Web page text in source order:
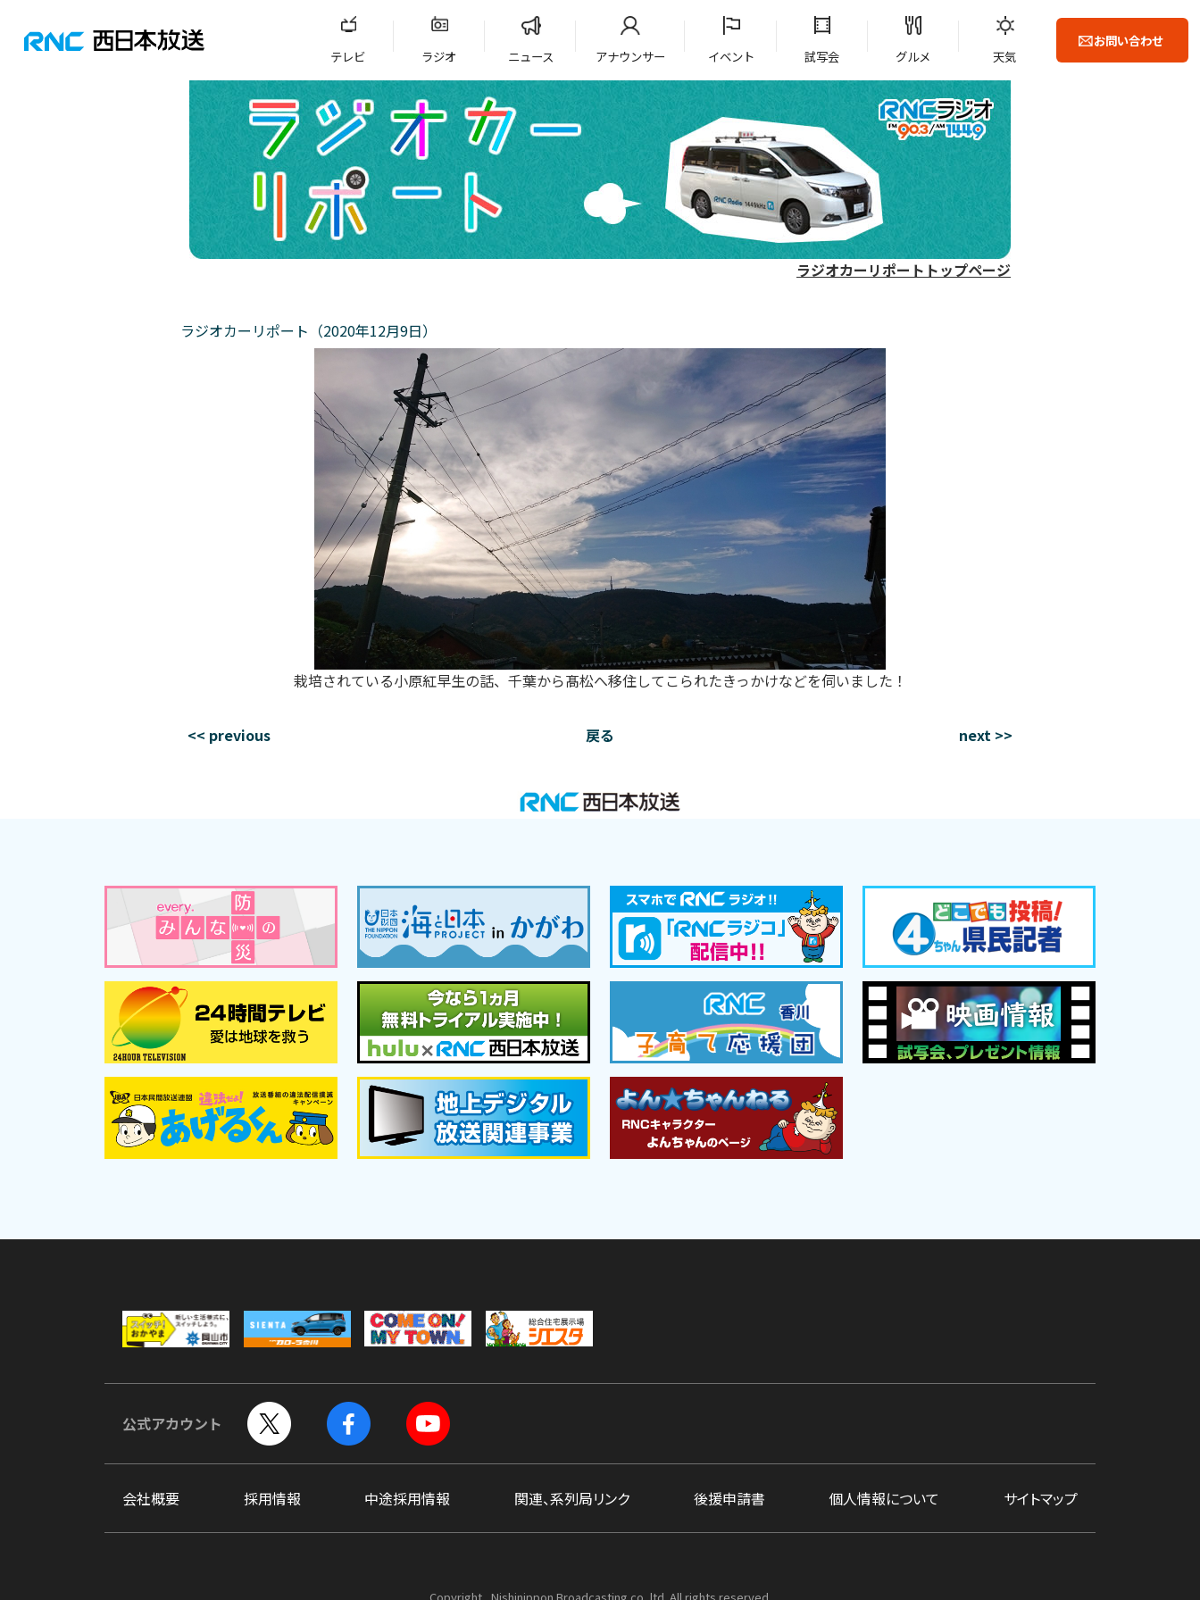
テレビ ラジオ ニュース アナウンサー イベント 試写会 グルメ 天気
お問い合わせ
ラジオカーリポートトップページ
ラジオカーリポート（2020年12月9日）
栽培されている小原紅早生の話、千葉から髙松へ移住してこられたきっかけなどを伺いました！
<< previous 戻る next >>
公式アカウント
会社概要 採用情報 中途採用情報 関連、系列局リンク 後援申請書 個人情報について サイトマップ